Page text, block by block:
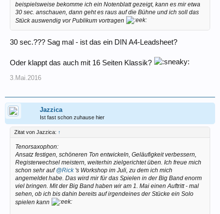
beispielsweise bekomme ich ein Notenblatt gezeigt, kann es mir etwa
30 sec. anschauen, dann geht es raus auf die Bühne und ich soll das
Stück auswendig vor Publikum vortragen
30 sec.??? Sag mal - ist das ein DIN A4-Leadsheet?
Oder klappt das auch mit 16 Seiten Klassik?
3.Mai.2016
Jazzica
Ist fast schon zuhause hier
Zitat von Jazzica: ↑
Tenorsaxophon:
Ansatz festigen, schöneren Ton entwickeln, Geläufigkeit verbessern,
Registerwechsel meistern, weiterhin zielgerichtet üben. Ich freue mich
schon sehr auf@Rick's Workshop im Juli, zu dem ich mich
angemeldet habe. Das wird mir für das Spielen in der Big Band enorm
viel bringen. Mit der Big Band haben wir am 1. Mai einen Auftritt - mal
sehen, ob ich bis dahin bereits auf irgendeines der Stücke ein Solo
spielen kann